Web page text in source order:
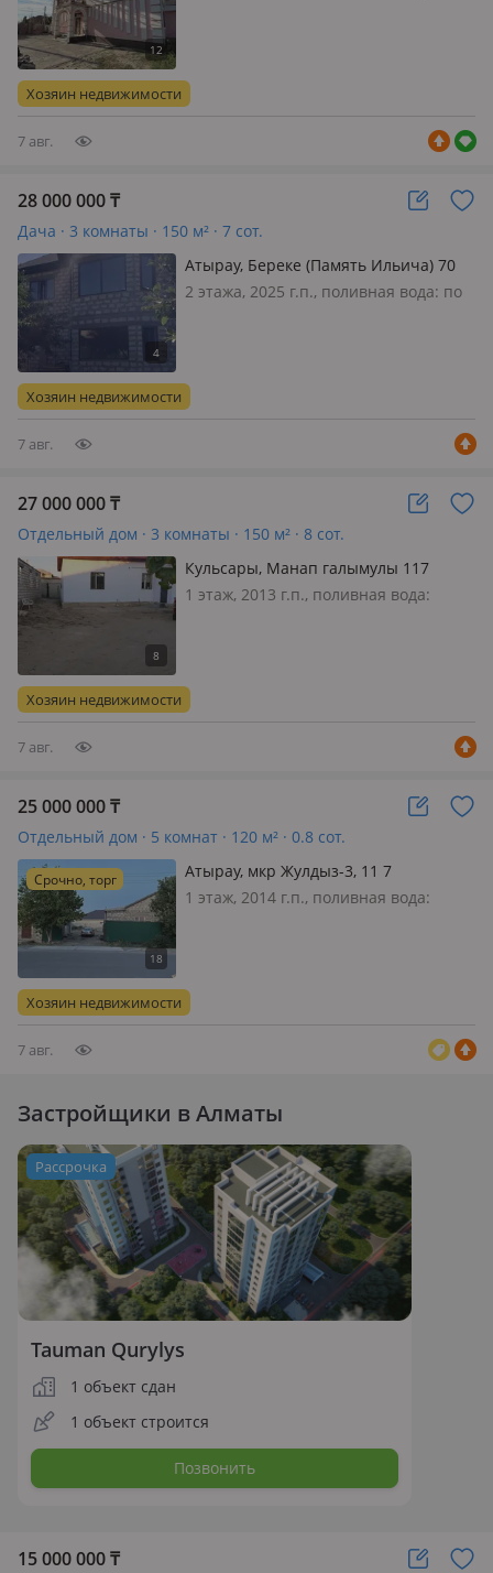
Качественные материалы отделки,
ровный участок дома д…
Хозяин недвижимости
7 авг.
28 000 000₸
Дача · 3 комнаты · 150 м² · 7 сот.
Атырау, Береке (Память Ильича) 70
2 этажа, 2025 г.п., поливная вода: по
два дома. Плодовые деревья. Сарай.
Тапчан. Ворота на пульт…
Хозяин недвижимости
7 авг.
27 000 000₸
Отдельный дом · 3 комнаты · 150 м² · 8 сот.
Кульсары, Манап галымулы 117
1 этаж, 2013 г.п., поливная вода:
Мешит ауылдан шагын уй сатылады.
Касында котерилип турган улкен…
Хозяин недвижимости
7 авг.
25 000 000₸
Отдельный дом · 5 комнат · 120 м² · 0.8 сот.
Срочно, торг
Атырау, мкр Жулдыз-3, 11 7
1 этаж, 2014 г.п., поливная вода:
5комнатная, внешняя сторона не
обшита, в доме все коммуникации
Хозяин недвижимости
7 авг.
Застройщики в Алматы
Рассрочка
Tauman Qurylys
1 объект сдан
1 объект строится
Позвонить
15 000 000₸